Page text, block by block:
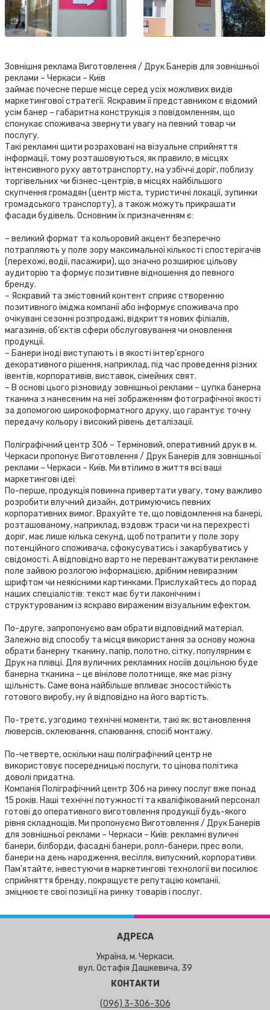
Зовнішня реклама Виготовлення / Друк Банерів для зовнішньої
реклами – Черкаси – Київ
займає почесне перше місце серед усіх можливих видів
маркетингової стратегії. Яскравим її представником є відомий
усім банер – габаритна конструкція з повідомленням, що
спонукає споживача звернути увагу на певний товар чи
послугу.
Такі рекламні щити розраховані на візуальне сприйняття
інформації, тому розташовуються, як правило, в місцях
інтенсивного руху автотранспорту, на узбіччі доріг, поблизу
торгівельних чи бізнес-центрів, в місцях найбільшого
скупчення громадян (центр міста, туристичні локації, зупинки
громадського транспорту), а також можуть прикрашати
фасади будівель. Основним їх призначенням є:
– великий формат та кольоровий акцент безперечно
потрапляють у поле зору максимальної кількості спостерігачів
(перехожі, водії, пасажири), що значно розширює цільову
аудиторію та формує позитивне відношення до певного
бренду.
– Яскравий та змістовний контент сприяє створенню
позитивного іміджа компанії або інформує споживача про
очікувані сезонні розпродажі, відкриття нових філіалів,
магазинів, об’єктів сфери обслуговування чи оновлення
продукції.
– Банери іноді виступають і в якості інтер’єрного
декоративного рішення, наприклад, під час проведення різних
івентів, корпоративів, виставок, сімейних свят.
– В основі цього різновиду зовнішньої реклами – цупка банерна
тканина з нанесеним на неї зображенням фотографічної якості
за допомогою широкоформатного друку, що гарантує точну
передачу кольору і високий рівень деталізації.
Поліграфічний центр 306 – Терміновий, оперативний друк в м.
Черкаси пропонує Виготовлення / Друк Банерів для зовнішньої
реклами – Черкаси – Київ. Ми втілимо в життя всі ваші
маркетингові ідеї:
По-перше, продукція повинна привертати увагу, тому важливо
розробити влучний дизайн, дотримуючись певних
корпоративних вимог. Врахуйте те, що повідомлення на банері,
розташованому, наприклад, вздовж траси чи на перехресті
доріг, має лише кілька секунд, щоб потрапити у поле зору
потенційного споживача, сфокусуватись і закарбуватись у
свідомості. А відповідно варто не перевантажувати рекламне
поле зайвою розлогою інформацією, дрібним невиразним
шрифтом чи неякісними картинками. Прислухайтесь до порад
наших спеціалістів: текст має бути лаконічним і
структурованим із яскраво вираженим візуальним ефектом.
По-друге, запропонуємо вам обрати відповідний матеріал.
Залежно від способу та місця використання за основу можна
обрати банерну тканину, папір, полотно, сітку, популярним є
Друк на плівці. Для вуличних рекламних носіїв доцільною буде
банерна тканина – це вінілове полотнище, яке має різну
щільність. Саме вона найбільше впливає зносостійкість
готового виробу, ну й відповідно на його вартість.
По-третє, узгодимо технічні моменти, такі як: встановлення
люверсів, склеювання, спаювання, спосіб монтажу.
По-четверте, оскільки наш поліграфічний центр не
використовує посередницькі послуги, то цінова політика
доволі придатна.
Компанія Поліграфічний центр 306 на ринку послуг вже понад
15 років. Наші технічні потужності та кваліфікований персонал
готові до оперативного виготовлення продукції будь-якого
рівня складнощів. Ми пропонуємо Виготовлення / Друк Банерів
для зовнішньої реклами – Черкаси – Київ: рекламні вуличні
банери, білборди, фасадні банери, ролл-банери, прес воли,
банери на день народження, весілля, випускний, корпоративи.
Пам’ятайте, інвестуючи в маркетингові технології ви посилює
сприйняття бренду, покращуєте репутацію компанії,
зміцнюєте свої позиції на ринку товарів і послуг.
АДРЕСА
Україна, м. Черкаси,
вул. Остафія Дашкевича, 39
КОНТАКТИ
(096) 3-306-306